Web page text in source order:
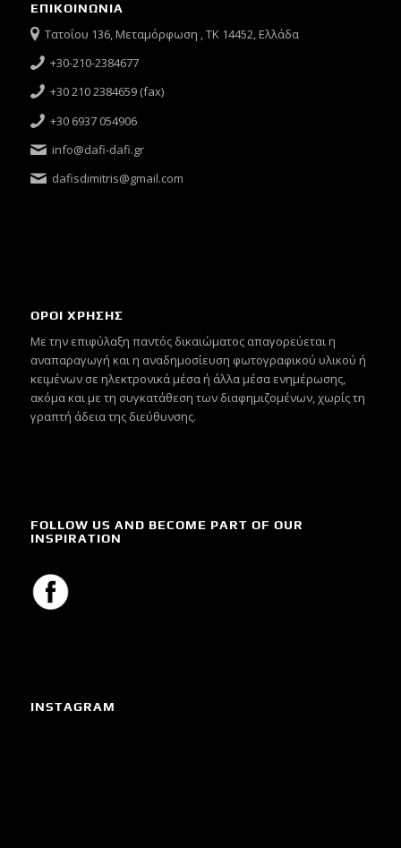
ΕΠΙΚΟΙΝΩΝΙΑ
Τατοΐου 136, Μεταμόρφωση , ΤΚ 14452, Ελλάδα
+30-210-2384677
+30 210 2384659 (fax)
+30 6937 054906
info@dafi-dafi.gr
dafisdimitris@gmail.com
ΟΡΟΙ ΧΡΗΣΗΣ
Mε την επιφύλαξη παντός δικαιώματος απαγορεύεται η
αναπαραγωγή και η αναδημοσίευση φωτογραφικού υλικού ή
κειμένων σε ηλεκτρονικά μέσα ή άλλα μέσα ενημέρωσης,
ακόμα και με τη συγκατάθεση των διαφημιζομένων, χωρίς τη
γραπτή άδεια της διεύθυνσης.
FOLLOW US AND BECOME PART OF OUR
INSPIRATION
INSTAGRAM